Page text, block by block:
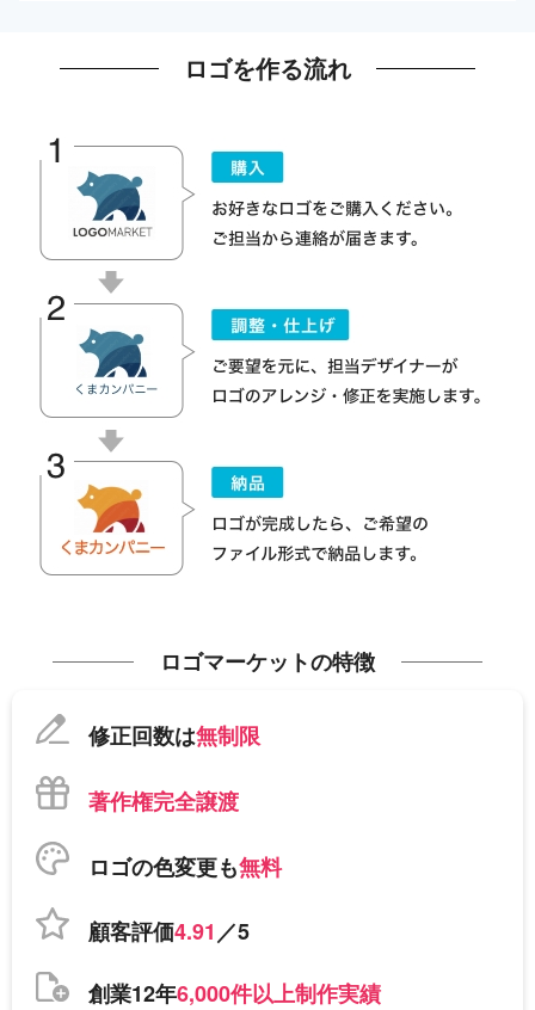
ロゴを作る流れ
ロゴマーケットの特徴
修正回数は無制限
著作権完全譲渡
ロゴの色変更も無料
顧客評価4.91／5
創業12年6,000件以上制作実績